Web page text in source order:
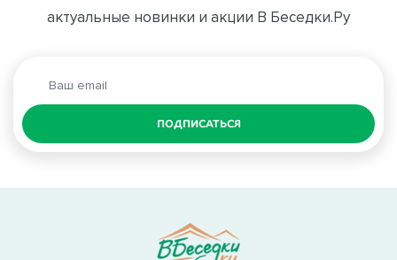
актуальные новинки и акции В Беседки.Ру
ПОДПИСАТЬСЯ